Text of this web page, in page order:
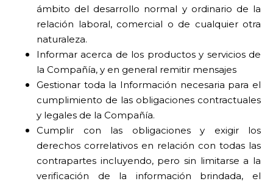
ámbito del desarrollo normal y ordinario de la
relación laboral, comercial o de cualquier otra
naturaleza.
Informar acerca de los productos y servicios de
la Compañía, y en general remitir mensajes
Gestionar toda la Información necesaria para el
cumplimiento de las obligaciones contractuales
y legales de la Compañía.
Cumplir con las obligaciones y exigir los
derechos correlativos en relación con todas las
contrapartes incluyendo, pero sin limitarse a la
verificación de la información brindada, el